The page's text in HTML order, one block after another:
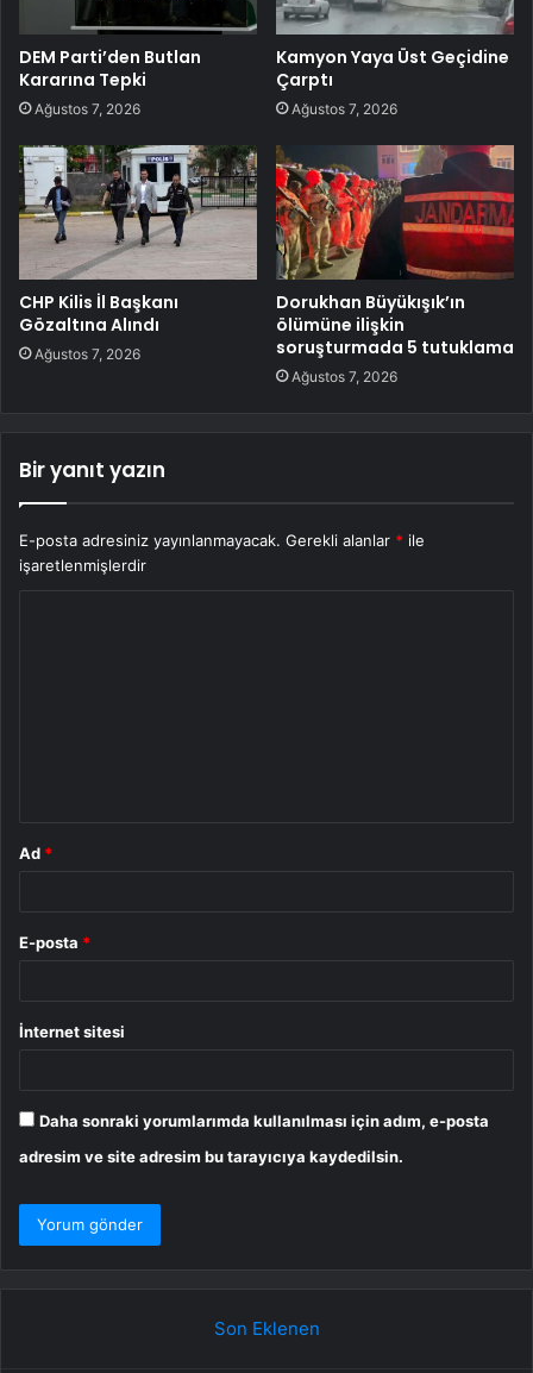
DEM Parti’den Butlan
Kararına Tepki
Ağustos 7, 2026
Kamyon Yaya Üst Geçidine
Çarptı
Ağustos 7, 2026
CHP Kilis İl Başkanı
Gözaltına Alındı
Ağustos 7, 2026
Dorukhan Büyükışık’ın
ölümüne ilişkin
soruşturmada 5 tutuklama
Ağustos 7, 2026
Bir yanıt yazın
E-posta adresiniz yayınlanmayacak. Gerekli alanlar * ile
işaretlenmişlerdir
Ad *
E-posta *
İnternet sitesi
Daha sonraki yorumlarımda kullanılması için adım, e-posta
adresim ve site adresim bu tarayıcıya kaydedilsin.
Son Eklenen